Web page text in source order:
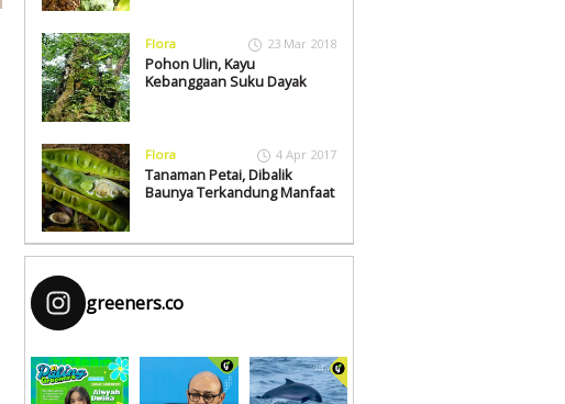
Flora 23 Mar 2018
Pohon Ulin, Kayu
Kebanggaan Suku Dayak
Flora 4 Apr 2017
Tanaman Petai, Dibalik
Baunya Terkandung Manfaat
greeners.co